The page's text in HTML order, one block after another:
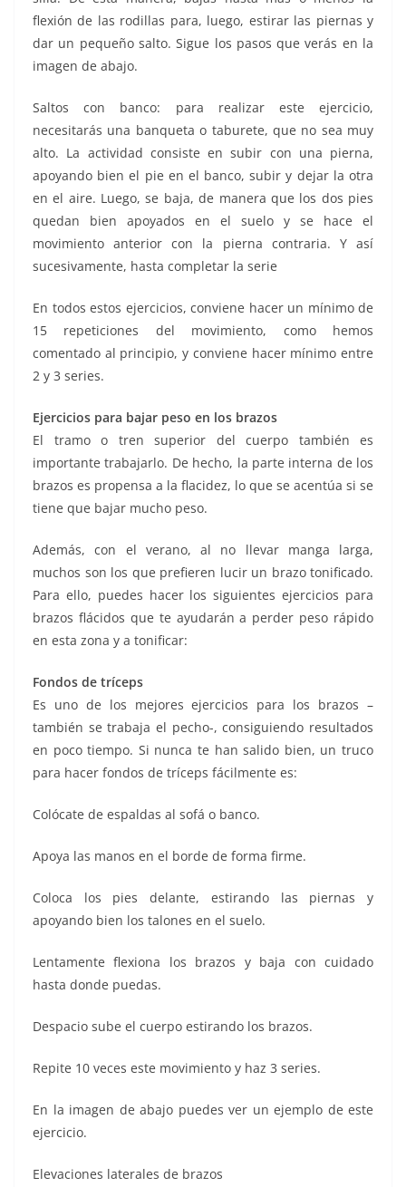
flexión de las rodillas para, luego, estirar las piernas y
dar un pequeño salto. Sigue los pasos que verás en la
imagen de abajo.
Saltos con banco: para realizar este ejercicio,
necesitarás una banqueta o taburete, que no sea muy
alto. La actividad consiste en subir con una pierna,
apoyando bien el pie en el banco, subir y dejar la otra
en el aire. Luego, se baja, de manera que los dos pies
quedan bien apoyados en el suelo y se hace el
movimiento anterior con la pierna contraria. Y así
sucesivamente, hasta completar la serie
En todos estos ejercicios, conviene hacer un mínimo de
15 repeticiones del movimiento, como hemos
comentado al principio, y conviene hacer mínimo entre
2 y 3 series.
Ejercicios para bajar peso en los brazos
El tramo o tren superior del cuerpo también es
importante trabajarlo. De hecho, la parte interna de los
brazos es propensa a la flacidez, lo que se acentúa si se
tiene que bajar mucho peso.
Además, con el verano, al no llevar manga larga,
muchos son los que prefieren lucir un brazo tonificado.
Para ello, puedes hacer los siguientes ejercicios para
brazos flácidos que te ayudarán a perder peso rápido
en esta zona y a tonificar:
Fondos de tríceps
Es uno de los mejores ejercicios para los brazos –
también se trabaja el pecho-, consiguiendo resultados
en poco tiempo. Si nunca te han salido bien, un truco
para hacer fondos de tríceps fácilmente es:
Colócate de espaldas al sofá o banco.
Apoya las manos en el borde de forma firme.
Coloca los pies delante, estirando las piernas y
apoyando bien los talones en el suelo.
Lentamente flexiona los brazos y baja con cuidado
hasta donde puedas.
Despacio sube el cuerpo estirando los brazos.
Repite 10 veces este movimiento y haz 3 series.
En la imagen de abajo puedes ver un ejemplo de este
ejercicio.
Elevaciones laterales de brazos